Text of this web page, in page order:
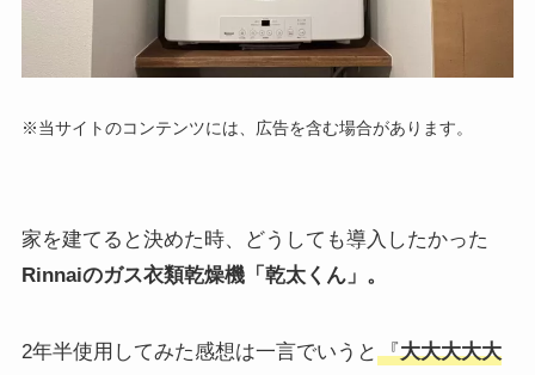
※当サイトのコンテンツには、広告を含む場合があります。
家を建てると決めた時、どうしても導入したかった
Rinnaiのガス衣類乾燥機「乾太くん」。
2年半使用してみた感想は一言でいうと 『大大大大大